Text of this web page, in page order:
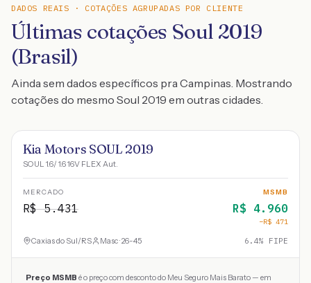
DADOS REAIS · COTAÇÕES AGRUPADAS POR CLIENTE
Últimas cotações Soul 2019
(Brasil)
Ainda sem dados específicos pra Campinas. Mostrando
cotações do mesmo Soul 2019 em outras cidades.
Kia Motors SOUL 2019
SOUL 1.6/ 1.6 16V FLEX Aut.
MERCADO
R$5.431
MSMB
R$ 4.960
−R$ 471
Caxias do Sul/RS Masc · 26-45 6.4% FIPE
Preço MSMB é o preço com desconto do Meu Seguro Mais Barato — em